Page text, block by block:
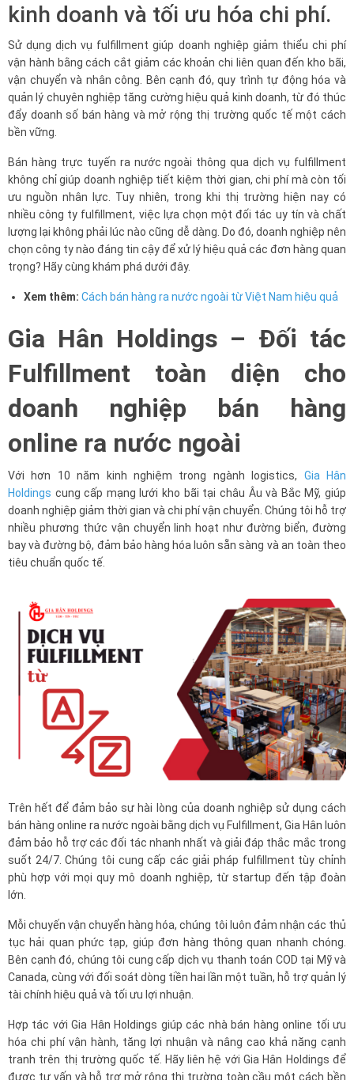
kinh doanh và tối ưu hóa chi phí.
Sử dụng dịch vụ fulfillment giúp doanh nghiệp giảm thiểu chi phí
vận hành bằng cách cắt giảm các khoản chi liên quan đến kho bãi,
vận chuyển và nhân công. Bên cạnh đó, quy trình tự động hóa và
quản lý chuyên nghiệp tăng cường hiệu quả kinh doanh, từ đó thúc
đẩy doanh số bán hàng và mở rộng thị trường quốc tế một cách
bền vững.
Bán hàng trực tuyến ra nước ngoài thông qua dịch vụ fulfillment
không chỉ giúp doanh nghiệp tiết kiệm thời gian, chi phí mà còn tối
ưu nguồn nhân lực. Tuy nhiên, trong khi thị trường hiện nay có
nhiều công ty fulfillment, việc lựa chọn một đối tác uy tín và chất
lượng lại không phải lúc nào cũng dễ dàng. Do đó, doanh nghiệp nên
chọn công ty nào đáng tin cậy để xử lý hiệu quả các đơn hàng quan
trọng? Hãy cùng khám phá dưới đây.
Xem thêm: Cách bán hàng ra nước ngoài từ Việt Nam hiệu quả
Gia Hân Holdings – Đối tác
Fulfillment toàn diện cho
doanh nghiệp bán hàng
online ra nước ngoài
Với hơn 10 năm kinh nghiệm trong ngành logistics, Gia Hân
Holdings cung cấp mạng lưới kho bãi tại châu Âu và Bắc Mỹ, giúp
doanh nghiệp giảm thời gian và chi phí vận chuyển. Chúng tôi hỗ trợ
nhiều phương thức vận chuyển linh hoạt như đường biển, đường
bay và đường bộ, đảm bảo hàng hóa luôn sẵn sàng và an toàn theo
tiêu chuẩn quốc tế.
Trên hết để đảm bảo sự hài lòng của doanh nghiệp sử dụng cách
bán hàng online ra nước ngoài bằng dịch vụ Fulfillment, Gia Hân luôn
đảm bảo hỗ trợ các đối tác nhanh nhất và giải đáp thắc mắc trong
suốt 24/7. Chúng tôi cung cấp các giải pháp fulfillment tùy chỉnh
phù hợp với mọi quy mô doanh nghiệp, từ startup đến tập đoàn
lớn.
Mỗi chuyến vận chuyển hàng hóa, chúng tôi luôn đảm nhận các thủ
tục hải quan phức tạp, giúp đơn hàng thông quan nhanh chóng.
Bên cạnh đó, chúng tôi cung cấp dịch vụ thanh toán COD tại Mỹ và
Canada, cùng với đối soát dòng tiền hai lần một tuần, hỗ trợ quản lý
tài chính hiệu quả và tối ưu lợi nhuận.
Hợp tác với Gia Hân Holdings giúp các nhà bán hàng online tối ưu
hóa chi phí vận hành, tăng lợi nhuận và nâng cao khả năng cạnh
tranh trên thị trường quốc tế. Hãy liên hệ với Gia Hân Holdings để
được tư vấn và hỗ trợ mở rộng thị trường toàn cầu một cách bền